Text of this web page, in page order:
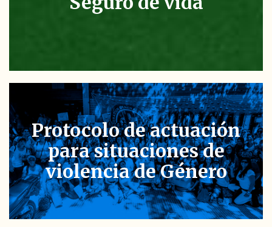
Protocolo de actuación
para situaciones de
violencia de Género